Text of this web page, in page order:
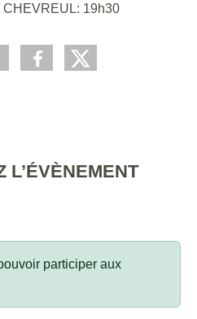
CHEVREUL: 19h30
L’ÉVÈNEMENT
participer aux